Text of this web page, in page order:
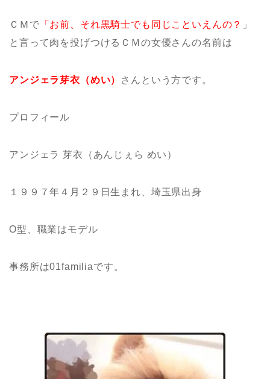
ＣＭで 「お前、それ黒騎士でも同じこといえんの？
」
と言って肉を投げつけるＣＭの女優さんの名前は
アンジェラ芽衣（めい） さんという方です。
プロフィール
アンジェラ 芽衣（あんじぇら めい）
１９９７年４月２９日生まれ、埼玉県出身
O型、職業はモデル
事務所は01familiaです。